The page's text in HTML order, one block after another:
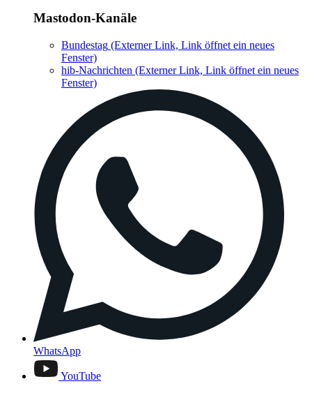
Mastodon-Kanäle
Bundestag (Externer Link, Link öffnet ein neues
Fenster)
hib-Nachrichten (Externer Link, Link öffnet ein neues
Fenster)
WhatsApp
YouTube